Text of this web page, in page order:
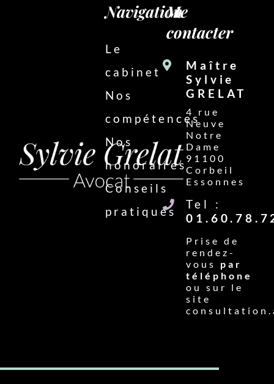
Navigation
Le
cabinet
Nos
compétences
Nos
honoraires
Conseils
pratiques
Me
contacter
Maître
Sylvie
GRELAT
4 rue
Neuve
Notre
Dame
91100
Corbeil
Essonnes
Tel :
Prise de
rendez-
vous par
téléphone
ou sur le
site